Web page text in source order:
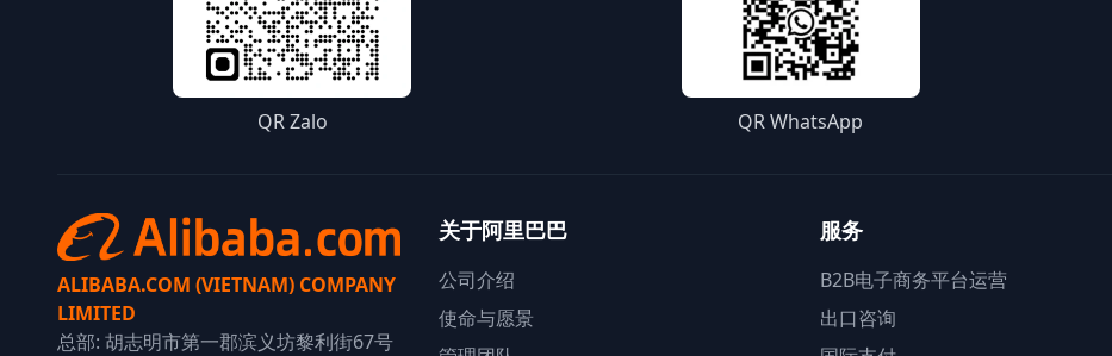
QR Zalo QR WhatsApp
ALIBABA.COM (VIETNAM) COMPANY
LIMITED
总部: 胡志明市第一郡滨义坊黎利街67号
关于阿里巴巴
公司介绍
使命与愿景
服务
B2B电子商务平台运营
出口咨询